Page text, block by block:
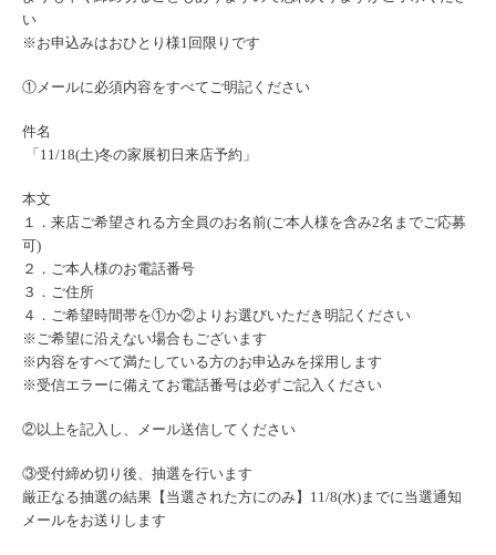
い
※お申込みはおひとり様1回限りです
①メールに必須内容をすべてご明記ください
件名
「11/18(土)冬の家展初日来店予約」
本文
１．来店ご希望される方全員のお名前(ご本人様を含み2名までご応募
可)
２．ご本人様のお電話番号
３．ご住所
４．ご希望時間帯を①か②よりお選びいただき明記ください
※ご希望に沿えない場合もございます
※内容をすべて満たしている方のお申込みを採用します
※受信エラーに備えてお電話番号は必ずご記入ください
②以上を記入し、メール送信してください
③受付締め切り後、抽選を行います
厳正なる抽選の結果【当選された方にのみ】11/8(水)までに当選通知
メールをお送りします